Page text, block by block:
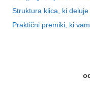
Struktura klica, ki
Praktični premiki, ki